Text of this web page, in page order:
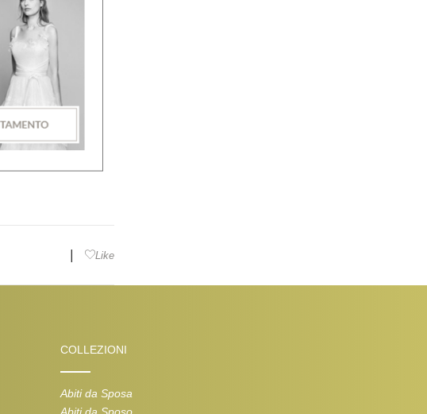
Like
COLLEZIONI
Abiti da Sposa